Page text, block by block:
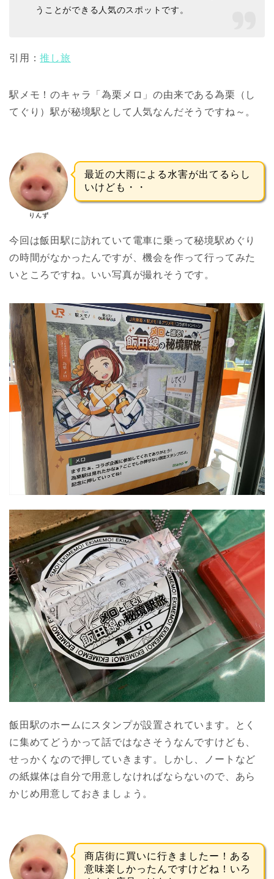
うことができる人気のスポットです。
引用：推し旅
駅メモ！のキャラ「為栗メロ」の由来である為栗（し
てぐり）駅が秘境駅として人気なんだそうですね～。
りんず
最近の大雨による水害が出てるらし
いけども・・
今回は飯田駅に訪れていて電車に乗って秘境駅めぐり
の時間がなかったんですが、機会を作って行ってみた
いところですね。いい写真が撮れそうです。
飯田駅のホームにスタンプが設置されています。とく
に集めてどうかって話ではなさそうなんですけども、
せっかくなので押していきます。しかし、ノートなど
の紙媒体は自分で用意しなければならないので、あら
かじめ用意しておきましょう。
商店街に買いに行きましたー！ある
意味楽しかったんですけどね！いろ